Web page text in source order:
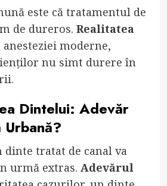
este că tratamentul de
de dureros. Realitatea
moderne,
nu simt durere în
Dintelui: Adevăr
dinte tratat de canal va
urmă extras. Adevărul